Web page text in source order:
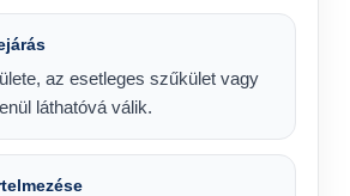
az esetleges szűkület vagy
láthatóvá válik.